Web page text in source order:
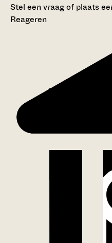
Stel een vraag of plaats
Reageren